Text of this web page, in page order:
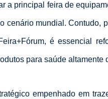
a principal feira de
cenário mundial. Contudo,
é essencial
para saúde altamente
empenhado em